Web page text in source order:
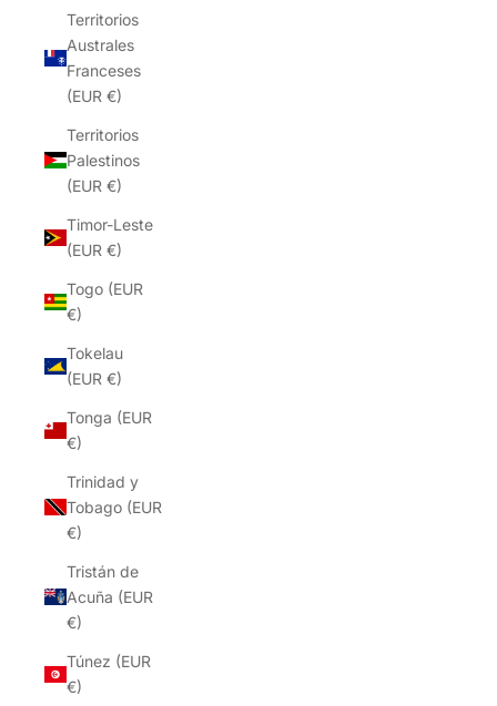
Territorios
Australes
Franceses
(EUR €)
Territorios
Palestinos
(EUR €)
Timor-Leste
(EUR €)
Togo (EUR
€)
Tokelau
(EUR €)
Tonga (EUR
€)
Trinidad y
Tobago (EUR
€)
Tristán de
Acuña (EUR
€)
Túnez (EUR
€)